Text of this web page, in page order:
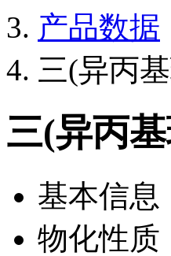
产品数据
三(异丙
三(异丙
基本信息
物化性质